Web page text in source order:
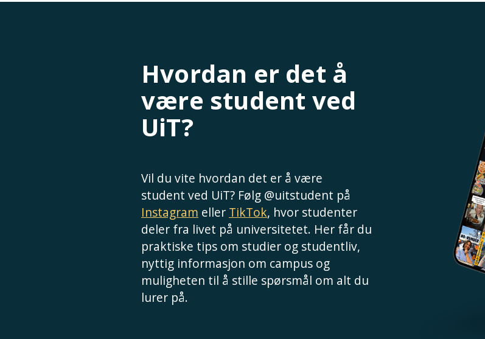
Hvordan er det å
være student ved
UiT?
Vil du vite hvordan det er å være
student ved UiT? Følg @uitstudent på
Instagram eller TikTok, hvor studenter
deler fra livet på universitetet. Her får du
praktiske tips om studier og studentliv,
nyttig informasjon om campus og
muligheten til å stille spørsmål om alt du
lurer på.